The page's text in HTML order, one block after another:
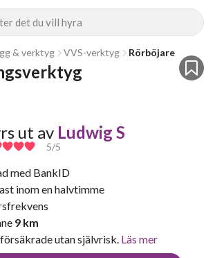
det du vill hyra
& verktyg VVS-verktyg Rörböjare
ut av Ludwig S
5/5
med BankID
inom en halvtimme
9 km
utan självrisk. Läs mer